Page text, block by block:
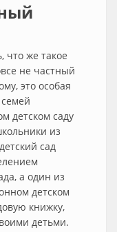
что же такое
не частный
это особая
детском саду
из
сад
а один из
детском
книжку,
детьми.